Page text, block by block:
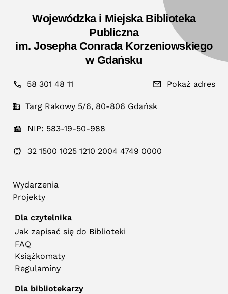
Wojewódzka i Miejska Biblioteka
Publiczna
im. Josepha Conrada Korzeniowskiego
w Gdańsku
58 301 48 11 Pokaż adres
Targ Rakowy 5/6, 80-806 Gdańsk
NIP: 583-19-50-988
32 1500 1025 1210 2004 4749 0000
Wydarzenia
Projekty
Dla czytelnika
Jak zapisać się do Biblioteki
FAQ
Książkomaty
Regulaminy
Dla bibliotekarzy